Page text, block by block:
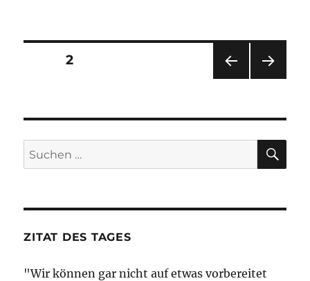
//
Zombies
Theranos
Seitennummerierung
Beiträge
SEIT
E
SEITE2
E
Suche
nach:
ZITAT DES TAGES
"Wir können gar nicht auf etwas vorbereitet